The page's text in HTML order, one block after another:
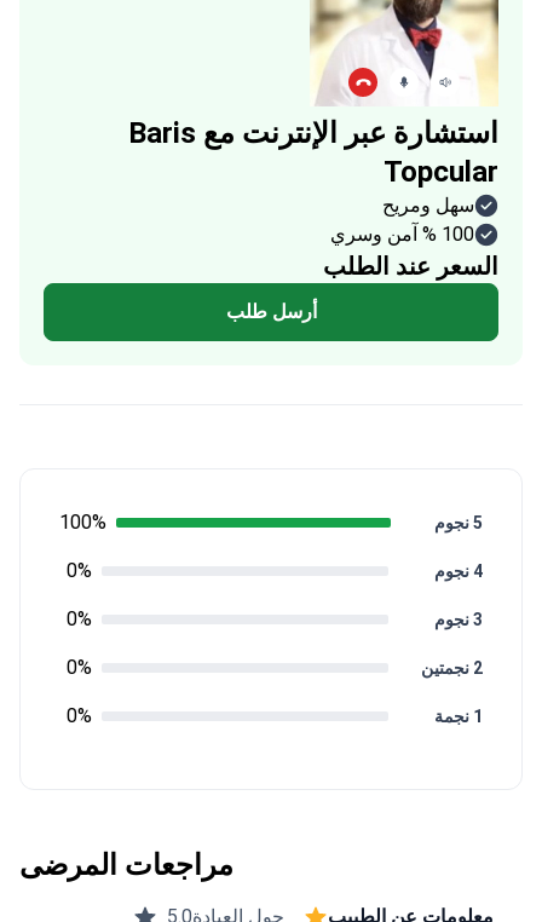
استشارة عبر الإنترنت مع Baris
Topcular
سهل ومريح
100 % آمن وسري
السعر عند الطلب
أرسل طلب
1 نجمة 0%
2 نجمتين 0%
3 نجوم 0%
4 نجوم 0%
5 نجوم 100%
مراجعات المرضى
معلومات عن الطبيب حول العيادة5.0